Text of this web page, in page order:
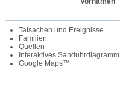
Tatsachen und Ereignisse
Familien
Quellen
Interaktives Sanduhrdiagramm
Google Maps™